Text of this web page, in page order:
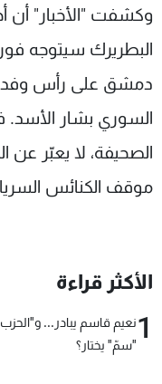
وكشفت "الأخبار" أن
البطريرك سيتوجه
دمشق على رأس وفد
السوري بشار الأسد.
الصحيفة، لا يعبّر عن
موقف الكنائس
الأكثر قراءة
1نعيم قاسم يبادر...
"سمّ" يختار؟